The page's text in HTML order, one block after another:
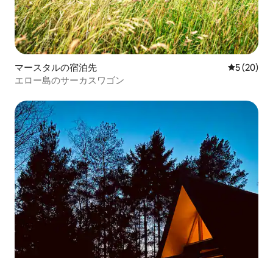
マースタルの宿泊先 レビュー
5 (20)
エロー島のサーカスワゴン